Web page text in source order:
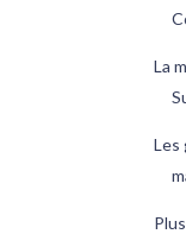
La
Les